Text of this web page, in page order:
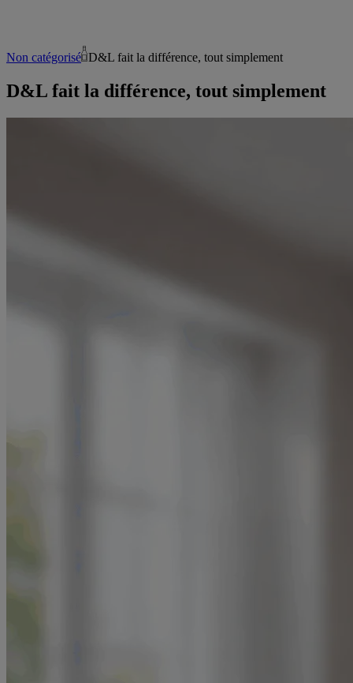
Non catégorisé D&L fait la différence, tout simplement
D&L fait la différence, tout simplement